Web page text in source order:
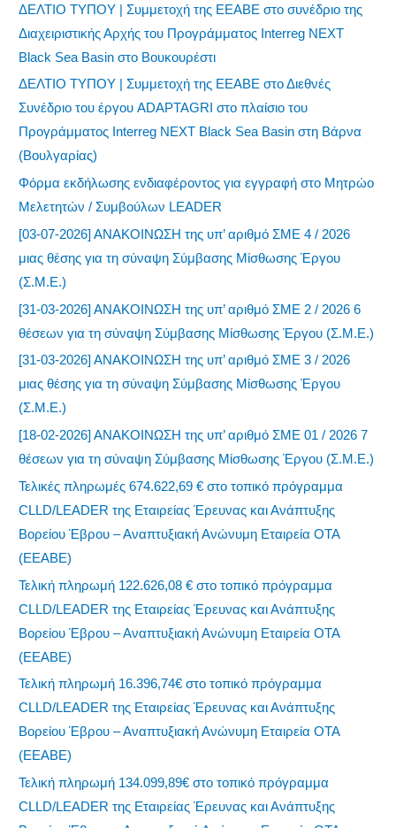
ΔΕΛΤΙΟ ΤΥΠΟΥ | Συμμετοχή της ΕΕΑΒΕ στο συνέδριο της
Διαχειριστικής Αρχής του Προγράμματος Interreg NEXT
Black Sea Basin στο Βουκουρέστι
ΔΕΛΤΙΟ ΤΥΠΟΥ | Συμμετοχή της ΕΕΑΒΕ στο Διεθνές
Συνέδριο του έργου ADAPTAGRI στο πλαίσιο του
Προγράμματος Interreg NEXT Black Sea Basin στη Βάρνα
(Βουλγαρίας)
Φόρμα εκδήλωσης ενδιαφέροντος για εγγραφή στο Μητρώο
Μελετητών / Συμβούλων LEADER
[03-07-2026] ΑΝΑΚΟΙΝΩΣΗ της υπ’ αριθμό ΣΜΕ 4 / 2026
μιας θέσης για τη σύναψη Σύμβασης Μίσθωσης Έργου
(Σ.Μ.Ε.)
[31-03-2026] ΑΝΑΚΟΙΝΩΣΗ της υπ’ αριθμό ΣΜΕ 2 / 2026 6
θέσεων για τη σύναψη Σύμβασης Μίσθωσης Έργου (Σ.Μ.Ε.)
[31-03-2026] ΑΝΑΚΟΙΝΩΣΗ της υπ’ αριθμό ΣΜΕ 3 / 2026
μιας θέσης για τη σύναψη Σύμβασης Μίσθωσης Έργου
(Σ.Μ.Ε.)
[18-02-2026] ΑΝΑΚΟΙΝΩΣΗ της υπ’ αριθμό ΣΜΕ 01 / 2026 7
θέσεων για τη σύναψη Σύμβασης Μίσθωσης Έργου (Σ.Μ.Ε.)
Τελικές πληρωμές 674.622,69 € στο τοπικό πρόγραμμα
CLLD/LEADER της Εταιρείας Έρευνας και Ανάπτυξης
Βορείου Έβρου – Αναπτυξιακή Ανώνυμη Εταιρεία ΟΤΑ
(ΕΕΑΒΕ)
Τελική πληρωμή 122.626,08 € στο τοπικό πρόγραμμα
CLLD/LEADER της Εταιρείας Έρευνας και Ανάπτυξης
Βορείου Έβρου – Αναπτυξιακή Ανώνυμη Εταιρεία ΟΤΑ
(ΕΕΑΒΕ)
Τελική πληρωμή 16.396,74€ στο τοπικό πρόγραμμα
CLLD/LEADER της Εταιρείας Έρευνας και Ανάπτυξης
Βορείου Έβρου – Αναπτυξιακή Ανώνυμη Εταιρεία ΟΤΑ
(ΕΕΑΒΕ)
Τελική πληρωμή 134.099,89€ στο τοπικό πρόγραμμα
CLLD/LEADER της Εταιρείας Έρευνας και Ανάπτυξης